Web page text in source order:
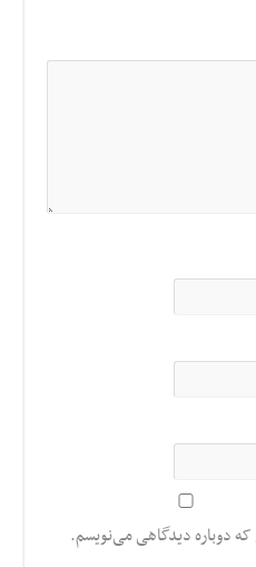
که دوباره دیدگاهی می‌نویسم.